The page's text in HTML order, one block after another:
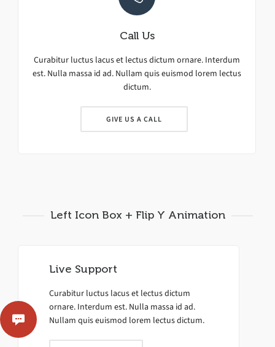
Call Us
Curabitur luctus lacus et lectus dictum ornare. Interdum
est. Nulla massa id ad. Nullam quis euismod lorem lectus
dictum.
GIVE US A CALL
Left Icon Box + Flip Y Animation
Live Support
Curabitur luctus lacus et lectus dictum
ornare. Interdum est. Nulla massa id ad.
Nullam quis euismod lorem lectus dictum.